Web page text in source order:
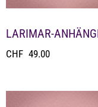
LARIMAR-
CHF 49.00